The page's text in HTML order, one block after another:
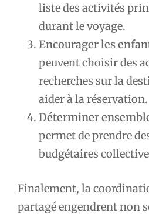
liste des activités
durant le voyage.
Encourager les
peuvent choisir des
recherches sur la
aider à la réservation.
Déterminer
permet de prendre
budgétaires
Finalement, la
partagé engendrent non